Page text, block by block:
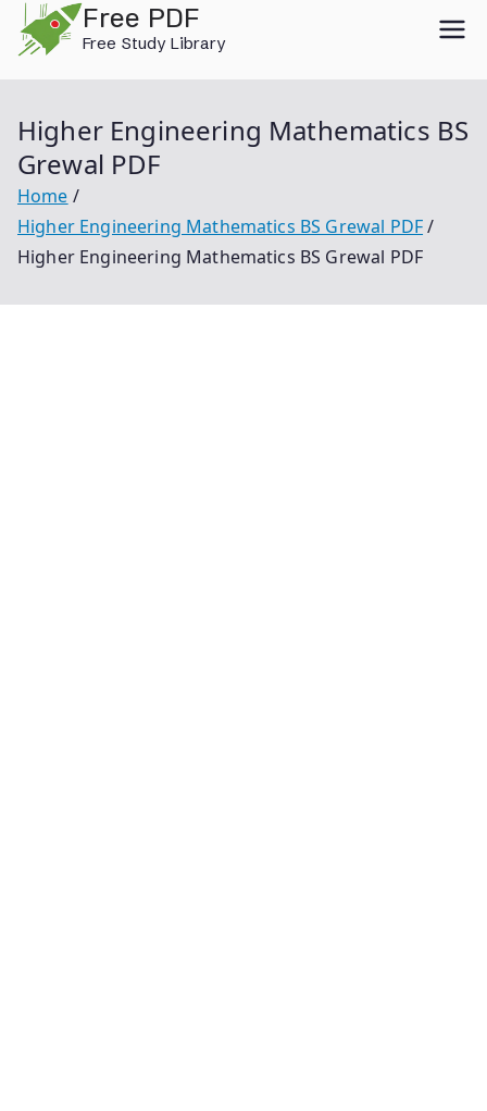
content
Free PDF
Free Study Library
Higher Engineering Mathematics BS
Grewal PDF
Home
Higher Engineering Mathematics BS Grewal PDF
Higher Engineering Mathematics BS Grewal PDF